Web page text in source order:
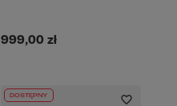
999,00 zł
DOSTĘPNY